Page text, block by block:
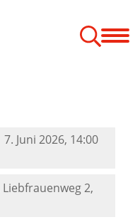
7. Juni 2026, 14:00
Liebfrauenweg 2,